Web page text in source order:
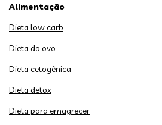
Alimentação
Dieta low carb
Dieta do ovo
Dieta cetogênica
Dieta detox
Dieta para emagrecer